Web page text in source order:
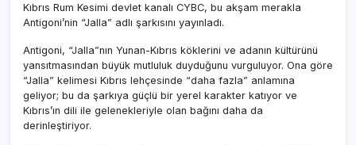
Kıbrıs Rum Kesimi devlet kanalı CYBC, bu akşam merakla
Antigoni’nin “Jalla” adlı şarkısını yayınladı.
Antigoni, “Jalla”nın Yunan-Kıbrıs köklerini ve adanın kültürünü
yansıtmasından büyük mutluluk duyduğunu vurguluyor. Ona göre
“Jalla” kelimesi Kıbrıs lehçesinde “daha fazla” anlamına
geliyor; bu da şarkıya güçlü bir yerel karakter katıyor ve
Kıbrıs’ın dili ile gelenekleriyle olan bağını daha da
derinleştiriyor.